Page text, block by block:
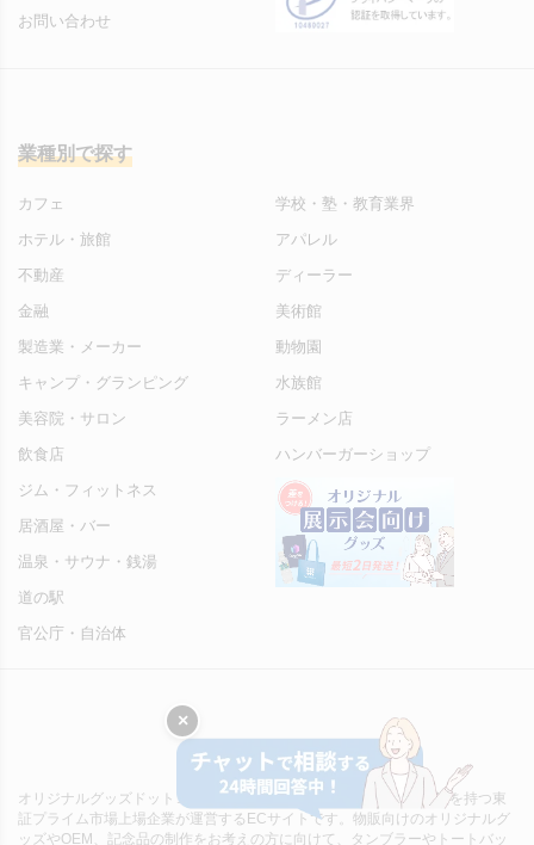
お問い合わせ
業種別で探す
カフェ
ホテル・旅館
不動産
金融
製造業・メーカー
キャンプ・グランピング
美容院・サロン
飲食店
ジム・フィットネス
居酒屋・バー
温泉・サウナ・銭湯
道の駅
官公庁・自治体
学校・塾・教育業界
アパレル
ディーラー
美術館
動物園
水族館
ラーメン店
ハンバーガーショップ
オリジナルグッズドットコムは、オリジナルグッズ製作40年の実績を持つ東
証プライム市場上場企業が運営するECサイトです。物販向けのオリジナルグ
ッズやOEM、記念品の制作をお考えの方に向けて、タンブラーやトートバッ
×